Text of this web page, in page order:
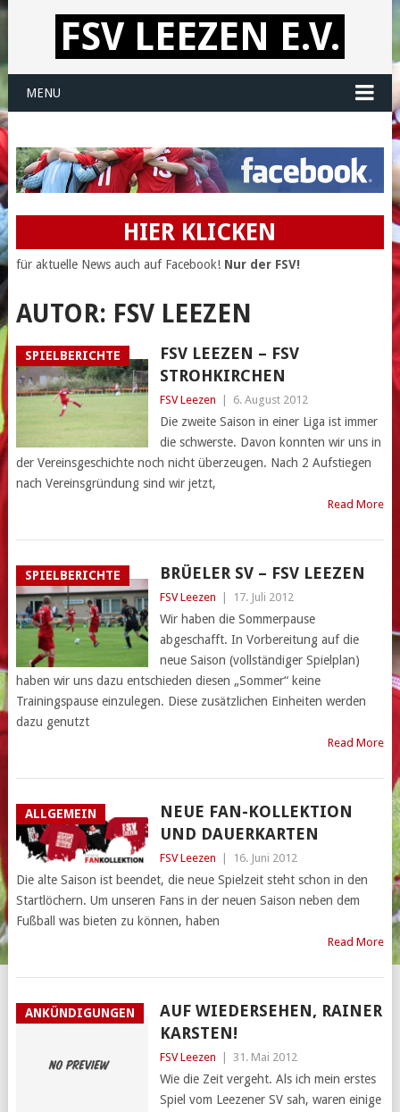
FSV LEEZEN E.V.
MENU
HIER KLICKEN
für aktuelle News auch auf Facebook! Nur der FSV!
AUTOR: FSV LEEZEN
SPIELBERICHTE
FSV LEEZEN – FSV
STROHKIRCHEN
FSV Leezen 6. August 2012
Die zweite Saison in einer Liga ist immer
die schwerste. Davon konnten wir uns in
der Vereinsgeschichte noch nicht überzeugen. Nach 2 Aufstiegen
nach Vereinsgründung sind wir jetzt,
Read More
SPIELBERICHTE BRÜELER SV – FSV LEEZEN
FSV Leezen 17. Juli 2012
Wir haben die Sommerpause
abgeschafft. In Vorbereitung auf die
neue Saison (vollständiger Spielplan)
haben wir uns dazu entschieden diesen „Sommer“ keine
Trainingspause einzulegen. Diese zusätzlichen Einheiten werden
dazu genutzt
Read More
ALLGEMEIN
NEUE FAN-KOLLEKTION
UND DAUERKARTEN
FSV Leezen 16. Juni 2012
Die alte Saison ist beendet, die neue Spielzeit steht schon in den
Startlöchern. Um unseren Fans in der neuen Saison neben dem
Fußball was bieten zu können, haben
Read More
ANKÜNDIGUNGEN
AUF WIEDERSEHEN, RAINER
KARSTEN!
FSV Leezen 31. Mai 2012
Wie die Zeit vergeht. Als ich mein erstes
Spiel vom Leezener SV sah, waren einige